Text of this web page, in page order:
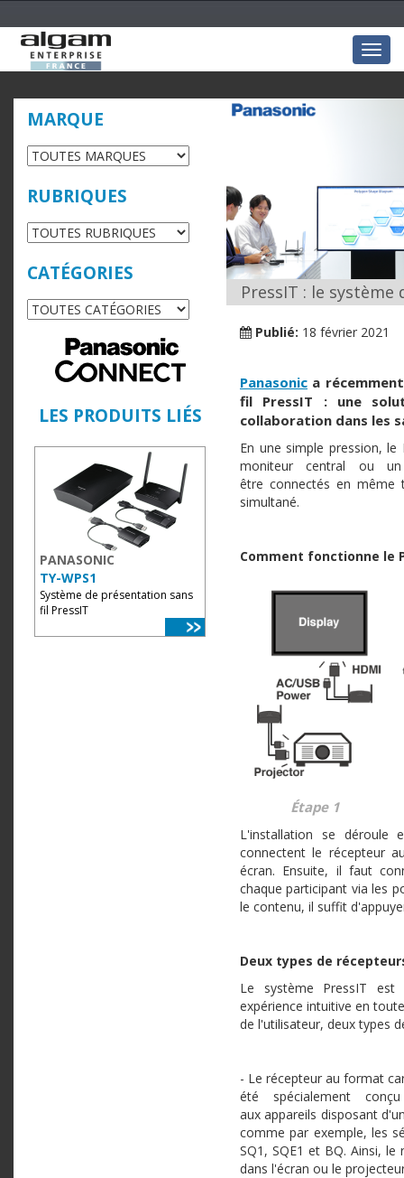
MARQUE
RUBRIQUES
CATÉGORIES
LES PRODUITS LIÉS
PANASONIC
TY-WPS1
Système de présentation sans
fil PressIT
PressIT : le
Publié: 18 février 2021
Panasonic a
fil PressIT : une
collaboration dans les
En une simple pression,
moniteur central ou un
être connectés en même
simultané.
Comment fonctionne le
Étape 1
L'installation se déroule
connectent le récepteur
écran. Ensuite, il faut
chaque participant via les
le contenu, il suffit
Deux types de
Le système PressIT
expérience intuitive en
de l'utilisateur, deux types
- Le récepteur au format
été spécialement
aux appareils disposant
comme par exemple, les
SQ1, SQE1 et BQ. Ainsi, le
dans l'écran ou le